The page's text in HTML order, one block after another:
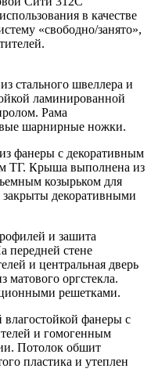
в качестве
«свободно/занято»,
стального швеллера и
ламинированной
Рама
шарнирные ножки.
фанеры с декоративным
ТГ. Крыша выполнена из
козырьком для
декоративными
и зашита
стене
и центральная дверь
оргстекла.
решетками.
фанеры с
и гомогенным
Потолок обшит
пластика и утеплен